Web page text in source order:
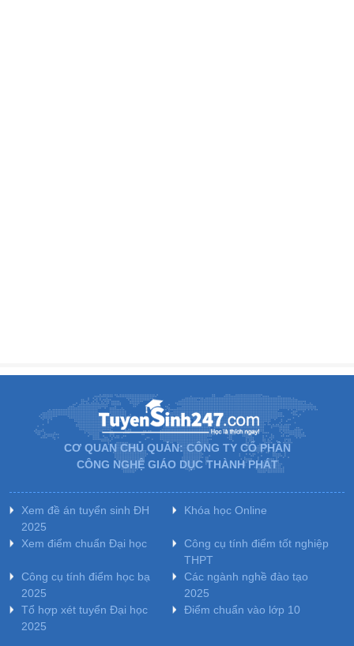
CƠ QUAN CHỦ QUẢN: CÔNG TY CỔ PHẦN
CÔNG NGHỆ GIÁO DỤC THÀNH PHÁT
Xem đề án tuyển sinh ĐH
2025
Khóa học Online
Xem điểm chuẩn Đại học
Công cụ tính điểm tốt nghiệp
THPT
Công cụ tính điểm học bạ
2025
Các ngành nghề đào tạo
2025
Tổ hợp xét tuyển Đại học
2025
Điểm chuẩn vào lớp 10